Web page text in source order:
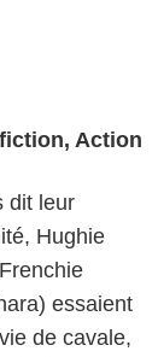
Action
dit leur
Hughie
essaient
de cavale,